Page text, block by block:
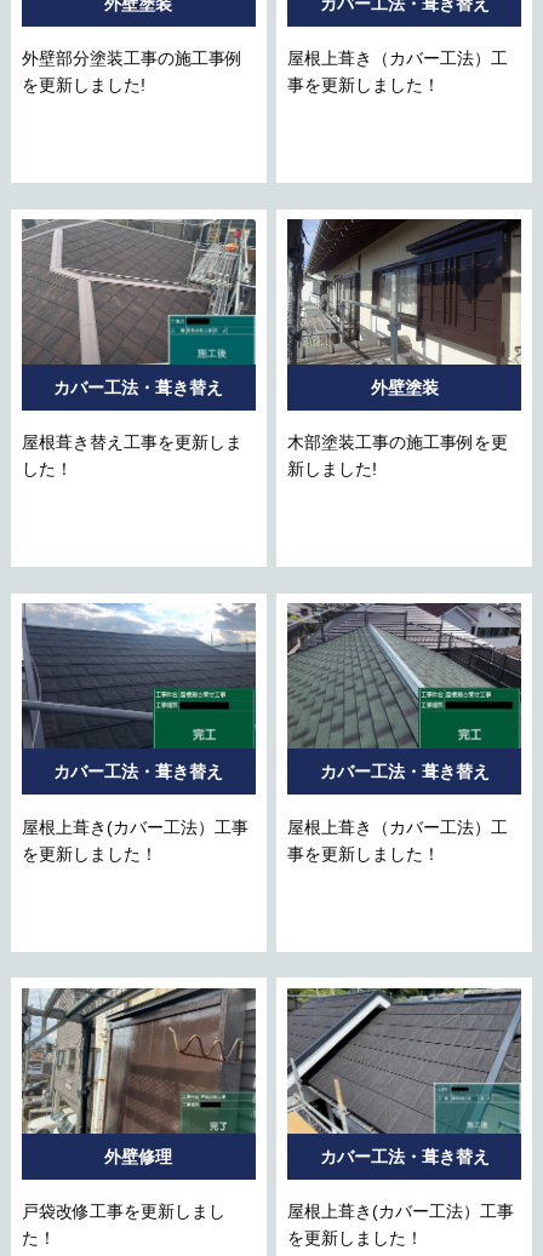
外壁部分塗装工事の施工事例
を更新しました!
屋根上葺き（カバー工法）工
事を更新しました！
カバー工法・葺き替え
屋根葺き替え工事を更新しま
した！
外壁塗装
木部塗装工事の施工事例を更
新しました!
カバー工法・葺き替え
屋根上葺き(カバー工法）工事
を更新しました！
カバー工法・葺き替え
屋根上葺き（カバー工法）工
事を更新しました！
外壁修理
戸袋改修工事を更新しまし
た！
カバー工法・葺き替え
屋根上葺き(カバー工法）工事
を更新しました！